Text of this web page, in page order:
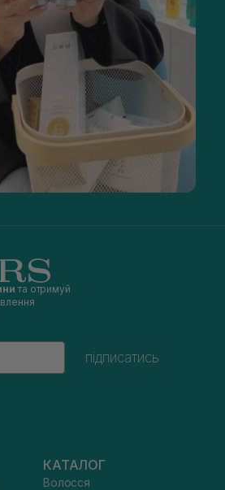
та отримуй
підписатись
КАТАЛОГ
Волосся